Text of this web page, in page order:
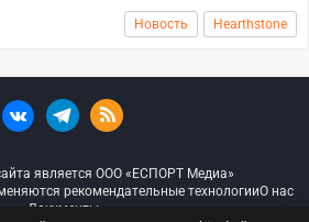
Новость Hearthstone
является ООО «ЕСПОРТ Медиа»
рекомендательные технологииО нас
Документы